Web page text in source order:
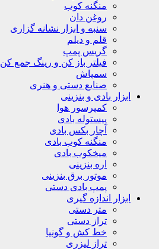
منگنه کوب
روغن دان
سنبه و ابزار نشانه گزاری
قلم و دیلم
گریس پمپ
فیلتر باز کن و رینگ جمع کن
سمپاش
صنایع دستی و هنری
ابزار بادی و بنزینی
کمپرسور هوا
پیستوله بادی
آچار بکس بادی
منگنه کوب بادی
میخکوب بادی
اره بنزینی
موتور برق بنزینی
پمپ بادی دستی
ابزار اندازه گیری
متر دستی
تراز دستی
خط کش و گونیا
تراز لیزری